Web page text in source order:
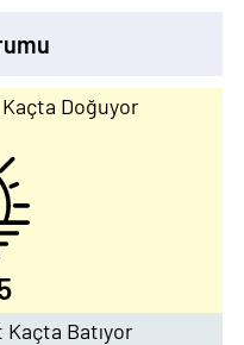
Doğuyor
Kaçta Batıyor